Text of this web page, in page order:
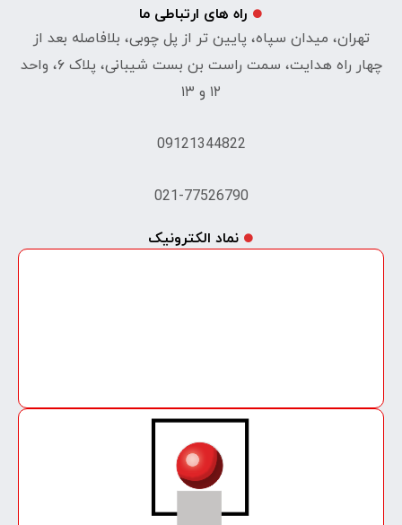
راه های ارتباطی ما
تهران، میدان سپاه، پایین تر از پل چوبی، بلافاصله بعد از
چهار راه هدایت، سمت راست بن بست شیبانی، پلاک ۶، واحد
۱۲ و ۱۳
09121344822
021-77526790
نماد الکترونیک